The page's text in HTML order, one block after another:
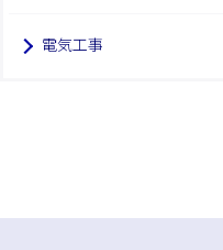
電気工事